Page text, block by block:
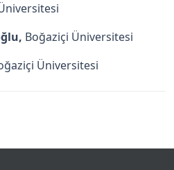
Boğaziçi Üniversitesi
Üniversitesi